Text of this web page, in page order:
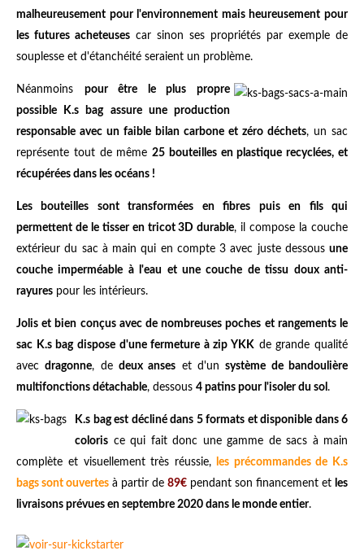
malheureusement pour l'environnement mais heureusement pour
les futures acheteuses car sinon ses propriétés par exemple de
souplesse et d'étanchéité seraient un problème.
Néanmoins pour être le plus propre
possible K.s bag assure une production
responsable avec un faible bilan carbone et zéro déchets, un sac
représente tout de même25 bouteilles en plastique recyclées, et
récupérées dans les océans !
Les bouteilles sont transformées en fibres puis en fils qui
permettent de le tisser en tricot 3D durable, il compose la couche
extérieur du sac à main qui en compte 3 avec juste dessous une
couche imperméable à l'eau et une couche de tissu doux anti-
rayures pour les intérieurs.
Jolis et bien conçus avec de nombreuses poches et rangements le
sac K.s bag dispose d'une fermeture à zip YKK de grande qualité
avecdragonne, dedeux anses et d'unsystème de bandoulière
multifonctions détachable, dessous 4 patins pour l'isoler du sol .
K.s bag est décliné dans 5 formats et disponible dans 6
coloris ce qui fait donc une gamme de sacs à main
complète et visuellement très réussie,
les précommandes de K.s
bags sont ouvertes à partir de 89€ pendant son financement et les
livraisons prévues en septembre 2020 dans le monde entier.